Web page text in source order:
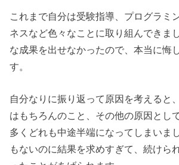
これまで自分は受験指導、プログラミ
ネスなど色々なことに取り組んできま
な成果を出せなかったので、本当に悔
す。
自分なりに振り返って原因を考えると
はもちろんのこと、その他の原因とし
多くどれも中途半端になってしまいま
もないのに結果を求めすぎて、続けら